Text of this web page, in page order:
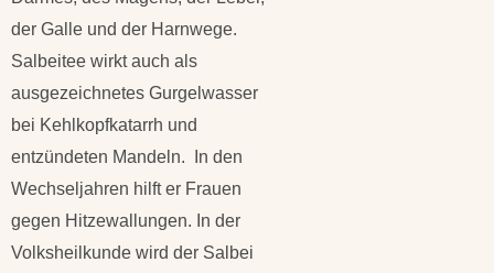
der Galle und der Harnwege.
Salbeitee wirkt auch als
ausgezeichnetes Gurgelwasser
bei Kehlkopfkatarrh und
entzündeten Mandeln. In den
Wechseljahren hilft er Frauen
gegen Hitzewallungen. In der
Volksheilkunde wird der Salbei